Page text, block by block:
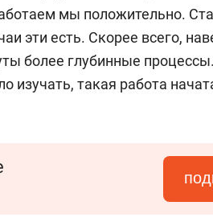
мы положительно.
эти есть. Скорее всего,
более глубинные процессы.
изучать, такая работа